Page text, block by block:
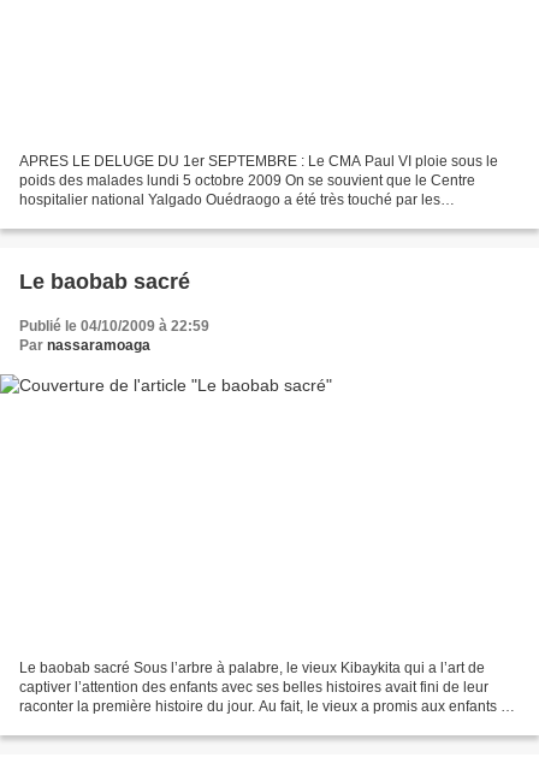
APRES LE DELUGE DU 1er SEPTEMBRE : Le CMA Paul VI ploie sous le
poids des malades lundi 5 octobre 2009 On se souvient que le Centre
hospitalier national Yalgado Ouédraogo a été très touché par les
Le baobab sacré
Publié le 04/10/2009 à 22:59
Par nassaramoaga
Le baobab sacré Sous l’arbre à palabre, le vieux Kibaykita qui a l’art de
captiver l’attention des enfants avec ses belles histoires avait fini de leur
raconter la première histoire du jour. Au fait, le vieux a promis aux enfants de